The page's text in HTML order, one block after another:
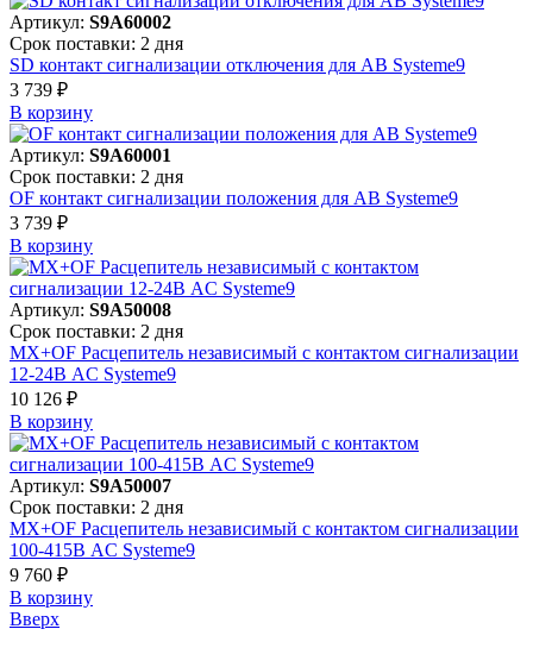
Артикул: S9A60002
Срок поставки: 2 дня
SD контакт сигнализации отключения для АВ Systeme9
3 739 ₽
В корзинy
Артикул: S9A60001
Срок поставки: 2 дня
OF контакт сигнализации положения для АВ Systeme9
3 739 ₽
В корзинy
Артикул: S9A50008
Срок поставки: 2 дня
MX+OF Расцепитель независимый с контактом сигнализации
12-24В AC Systeme9
10 126 ₽
В корзинy
Артикул: S9A50007
Срок поставки: 2 дня
MX+OF Расцепитель независимый с контактом сигнализации
100-415В AC Systeme9
9 760 ₽
В корзинy
Вверх